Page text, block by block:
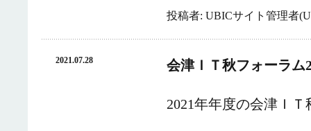
投稿者: UBICサイト管理者
2021.07.28 会津ＩＴ秋フォーラム
2021年年度の会津Ｉ